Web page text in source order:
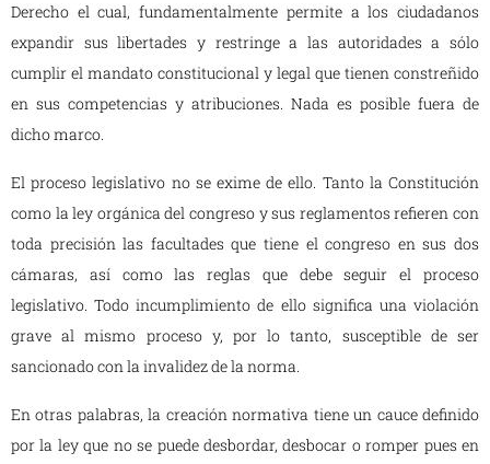
Derecho el cual, fundamentalmente permite a los ciudadanos
expandir sus libertades y restringe a las autoridades a sólo
cumplir el mandato constitucional y legal que tienen constreñido
en sus competencias y atribuciones. Nada es posible fuera de
dicho marco.
El proceso legislativo no se exime de ello. Tanto la Constitución
como la ley orgánica del congreso y sus reglamentos refieren con
toda precisión las facultades que tiene el congreso en sus dos
cámaras, así como las reglas que debe seguir el proceso
legislativo. Todo incumplimiento de ello significa una violación
grave al mismo proceso y, por lo tanto, susceptible de ser
sancionado con la invalidez de la norma.
En otras palabras, la creación normativa tiene un cauce definido
por la ley que no se puede desbordar, desbocar o romper pues en